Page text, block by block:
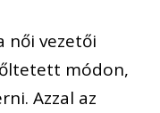
női vezetői
módon,
Azzal az